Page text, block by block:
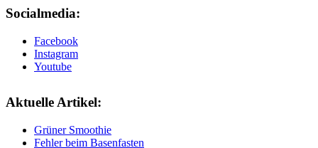
Socialmedia:
Facebook
Instagram
Youtube
Aktuelle Artikel:
Grüner Smoothie
Fehler beim Basenfasten